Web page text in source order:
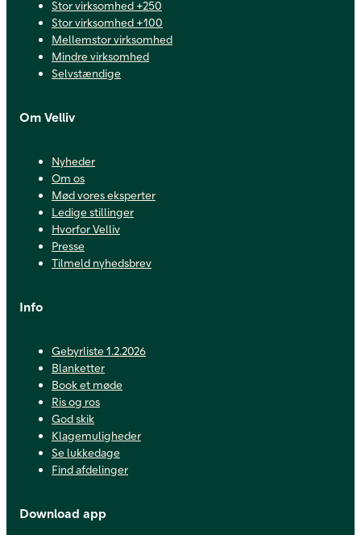
Stor virksomhed +250
Stor virksomhed +100
Mellemstor virksomhed
Mindre virksomhed
Selvstændige
Om Velliv
Nyheder
Om os
Mød vores eksperter
Ledige stillinger
Hvorfor Velliv
Presse
Tilmeld nyhedsbrev
Info
Gebyrliste 1.2.2026
Blanketter
Book et møde
Ris og ros
God skik
Klagemuligheder
Se lukkedage
Find afdelinger
Download app